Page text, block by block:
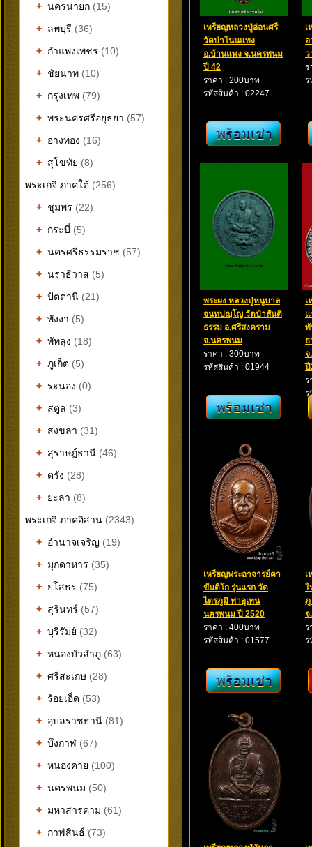
+ นครนายก (15)
+ ลพบุรี (36)
+ กำแพงเพชร (10)
+ ชัยนาท (10)
+ กรุงเทพ (79)
+ พระนครศรีอยุธยา (57)
+ อ่างทอง (16)
+ สุโขทัย (8)
พระเกจิ ภาคใต้ (256)
+ ชุมพร (22)
+ กระบี่ (5)
+ นครศรีธรรมราช (57)
+ นราธิวาส (5)
+ ปัตตานี (21)
+ พังงา (5)
+ พัทลุง (18)
+ ภูเก็ต (5)
+ ระนอง (0)
+ สตูล (3)
+ สงขลา (31)
+ สุราษฎ์ธานี (46)
+ ตรัง (28)
+ ยะลา (8)
พระเกจิ ภาคอิสาน (2343)
+ อำนาจเจริญ (19)
+ มุกดาหาร (35)
+ ยโสธร (75)
+ สุรินทร์ (57)
+ บุรีรัมย์ (32)
+ หนองบัวลำภู (63)
+ ศรีสะเกษ (28)
+ ร้อยเอ็ด (53)
+ อุบลราชธานี (81)
+ บึงกาฬ (67)
+ หนองคาย (100)
+ นครพนม (50)
+ มหาสารคาม (61)
+ กาฬสินธ์ (73)
เหรียญหลวงปู่อ่อนศรี
วัดป่าโนนแพง
อ.บ้านแพง จ.นครพนม
ปี 42
ราคา : 200บาท
รหัสสินค้า : 02247
เ
ว
ร
ร
พระผง หลวงปู่หนูบาล
จนฺทปญฺโญ วัดป่าสันติ
ธรรม อ.ศรีสงคราม
จ.นครพนม
ราคา : 300บาท
รหัสสินค้า : 01944
เ
พั
จ
ปี
ร
ร
เหรียญพระอาจารย์ตา
ขันติโก รุ่นแรก วัด
ไตรภูมิ ท่าอุเทน
นครพนม ปี 2520
ราคา : 400บาท
รหัสสินค้า : 01577
เ
ใ
ภู
จ
ร
ร